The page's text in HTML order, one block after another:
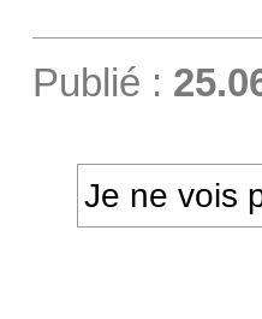
Publié :
Je ne vois